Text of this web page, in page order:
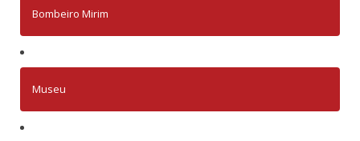
Bombeiro Mirim
Museu